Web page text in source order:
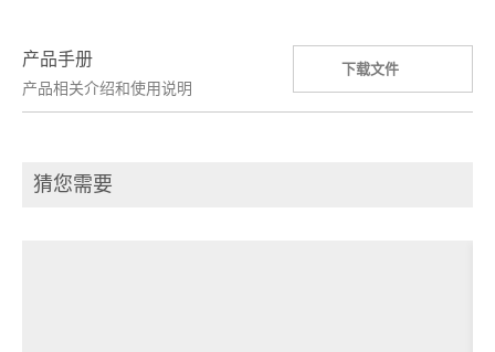
产品手册
产品相关介绍和使用说明
下载文件
猜您需要